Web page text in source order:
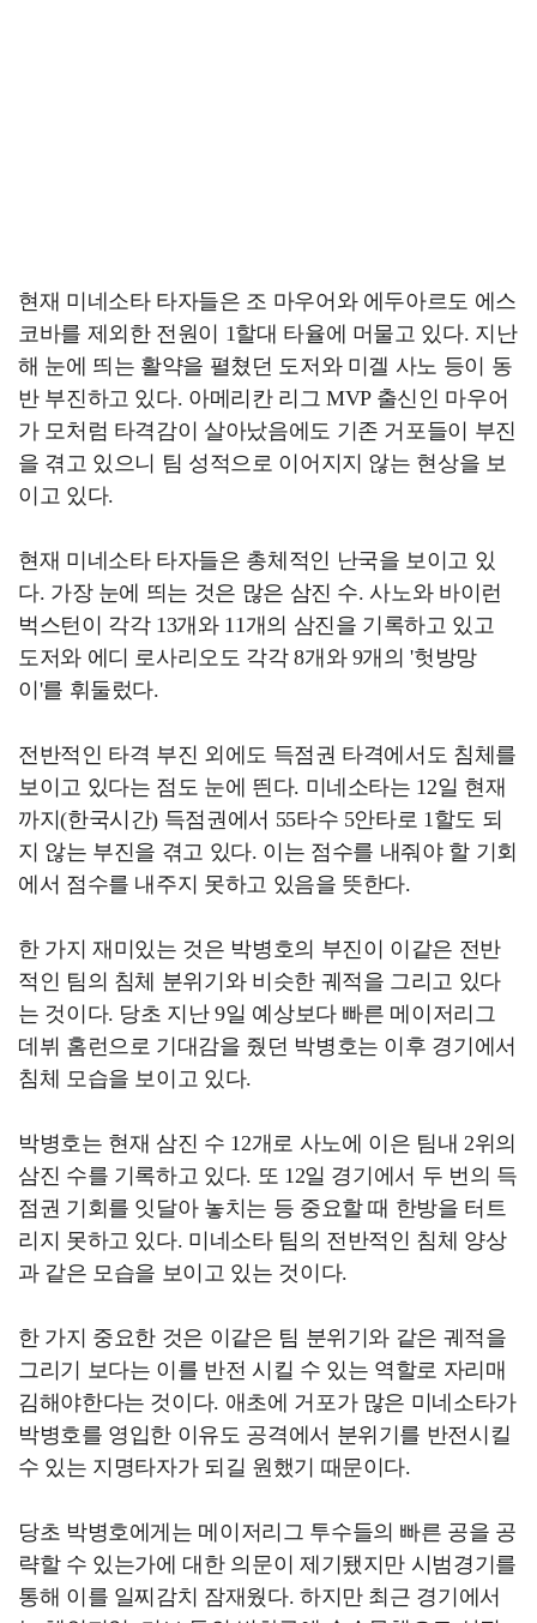
현재 미네소타 타자들은 조 마우어와 에두아르도 에스
코바를 제외한 전원이 1할대 타율에 머물고 있다. 지난
해 눈에 띄는 활약을 펼쳤던 도저와 미겔 사노 등이 동
반 부진하고 있다. 아메리칸 리그 MVP 출신인 마우어
가 모처럼 타격감이 살아났음에도 기존 거포들이 부진
을 겪고 있으니 팀 성적으로 이어지지 않는 현상을 보
이고 있다.
현재 미네소타 타자들은 총체적인 난국을 보이고 있
다. 가장 눈에 띄는 것은 많은 삼진 수. 사노와 바이런
벅스턴이 각각 13개와 11개의 삼진을 기록하고 있고
도저와 에디 로사리오도 각각 8개와 9개의 '헛방망
이'를 휘둘렀다.
전반적인 타격 부진 외에도 득점권 타격에서도 침체를
보이고 있다는 점도 눈에 띈다. 미네소타는 12일 현재
까지(한국시간) 득점권에서 55타수 5안타로 1할도 되
지 않는 부진을 겪고 있다. 이는 점수를 내줘야 할 기회
에서 점수를 내주지 못하고 있음을 뜻한다.
한 가지 재미있는 것은 박병호의 부진이 이같은 전반
적인 팀의 침체 분위기와 비슷한 궤적을 그리고 있다
는 것이다. 당초 지난 9일 예상보다 빠른 메이저리그
데뷔 홈런으로 기대감을 줬던 박병호는 이후 경기에서
침체 모습을 보이고 있다.
박병호는 현재 삼진 수 12개로 사노에 이은 팀내 2위의
삼진 수를 기록하고 있다. 또 12일 경기에서 두 번의 득
점권 기회를 잇달아 놓치는 등 중요할 때 한방을 터트
리지 못하고 있다. 미네소타 팀의 전반적인 침체 양상
과 같은 모습을 보이고 있는 것이다.
한 가지 중요한 것은 이같은 팀 분위기와 같은 궤적을
그리기 보다는 이를 반전 시킬 수 있는 역할로 자리매
김해야한다는 것이다. 애초에 거포가 많은 미네소타가
박병호를 영입한 이유도 공격에서 분위기를 반전시킬
수 있는 지명타자가 되길 원했기 때문이다.
당초 박병호에게는 메이저리그 투수들의 빠른 공을 공
략할 수 있는가에 대한 의문이 제기됐지만 시범경기를
통해 이를 일찌감치 잠재웠다. 하지만 최근 경기에서